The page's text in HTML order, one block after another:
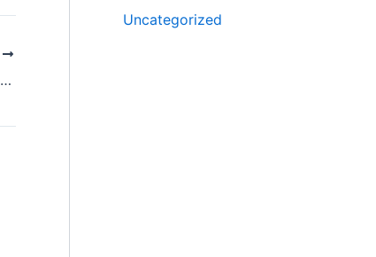
Strategi untuk Menangani Oposisi & Kemarahan dalam Partisipasi Publik (Sydney, NSW)
Uncategorized